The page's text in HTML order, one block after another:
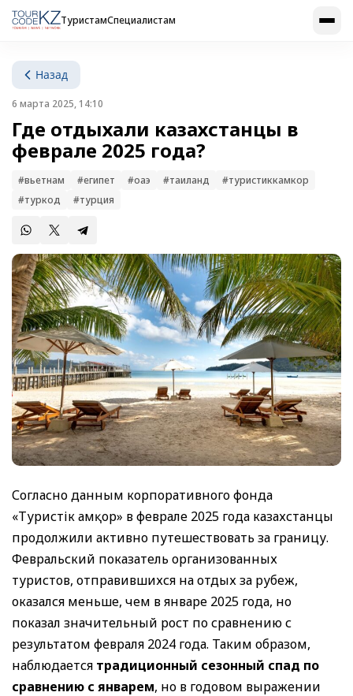
ТуристамСпециалистам
Назад
6 марта 2025, 14:10
Где отдыхали казахстанцы в
феврале 2025 года?
#вьетнам #египет #оаэ #таиланд
#туристиккамкор
#туркод
#турция
Согласно данным корпоративного фонда
«Туристік Қамқор» в феврале 2025 года казахстанцы
продолжили активно путешествовать за границу.
Февральский показатель организованных
туристов, отправившихся на отдых за рубеж,
оказался меньше, чем в январе 2025 года, но
показал значительный рост по сравнению с
результатом февраля 2024 года. Таким образом,
наблюдается традиционный сезонный спад по
сравнению с январем, но в годовом выражении